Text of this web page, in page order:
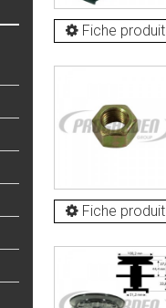
Fiche produit
Fiche produit